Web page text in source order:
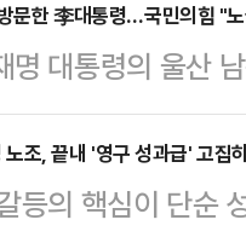
전을 함께 고려
그룹 양재사옥 로
그룹 양재사옥에
응 방향을 묻는 질
있고 주주들도 중
문한 李대통령…국민의힘 "
명 대통령의 울산
선거운동"이라
15일 페이스북
마치고 울산 남목
조, 끝내 '영구 성과급' 고집
등의 핵심이 단순